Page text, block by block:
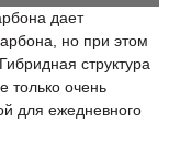
дает
но при этом
структура
только очень
для ежедневного